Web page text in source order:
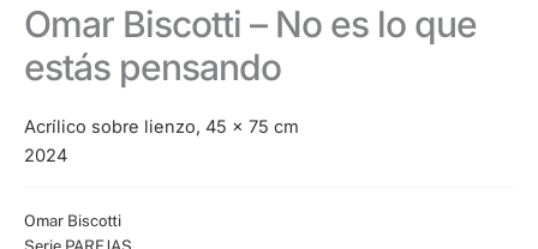
Omar Biscotti – No es lo que
estás pensando
Acrílico sobre lienzo, 45 x 75 cm
2024
Omar Biscotti